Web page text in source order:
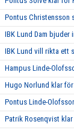
Pontus Christensson
IBK Lund Dam
IBK Lund vill rikta ett
Hampus Linde-
Hugo Norlund klar för
Pontus Linde-
Patrik Rosenqvist